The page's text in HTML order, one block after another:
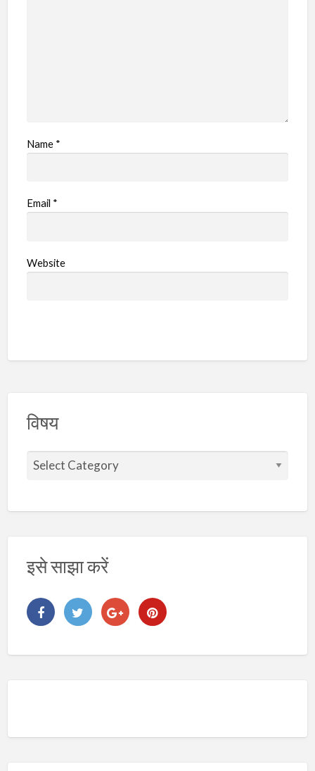
Name *
Email *
Website
विषय
इसे साझा करें